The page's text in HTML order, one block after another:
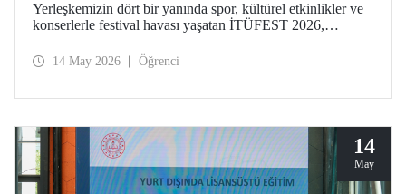
Yerleşkemizin dört bir yanında spor, kültürel etkinlikler ve
konserlerle festival havası yaşatan İTÜFEST 2026,
14 May 2026 Öğrenci
14
May